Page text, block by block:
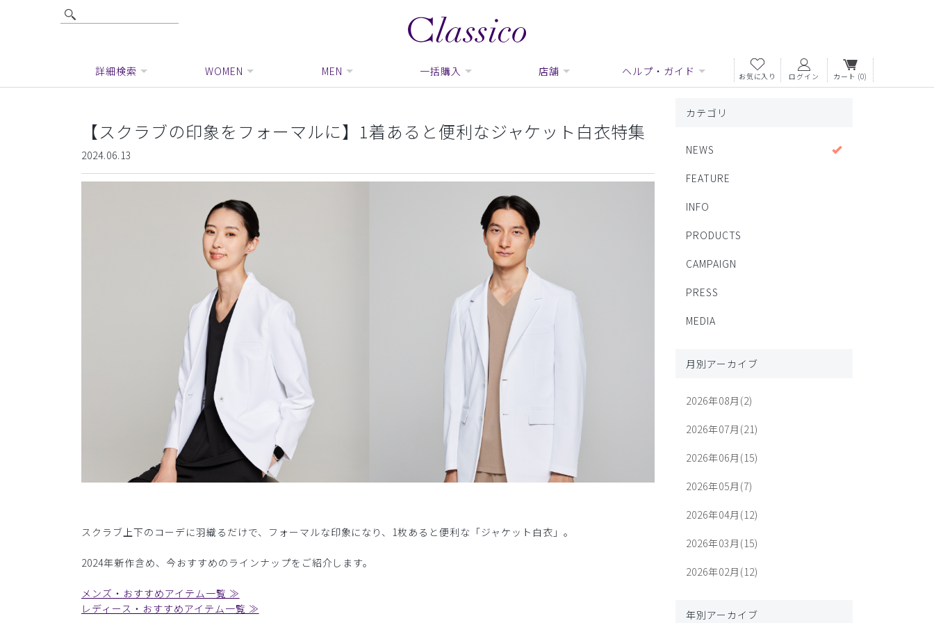
詳細検索 WOMEN MEN 一括購入 店舗 ヘルプ・ガイド お気に入り ログイン カート (0)
【スクラブの印象をフォーマルに】1着あると便利なジャケット白衣特集
2024.06.13
スクラブ上下のコーデに羽織るだけで、フォーマルな印象になり、1枚あると便利な「ジャケット白衣」。
2024年新作含め、今おすすめのラインナップをご紹介します。
メンズ・おすすめアイテム一覧 ≫
レディース・おすすめアイテム一覧 ≫
カテゴリ
NEWS
FEATURE
INFO
PRODUCTS
CAMPAIGN
PRESS
MEDIA
月別アーカイブ
2026年08月(2)
2026年07月(21)
2026年06月(15)
2026年05月(7)
2026年04月(12)
2026年03月(15)
2026年02月(12)
年別アーカイブ